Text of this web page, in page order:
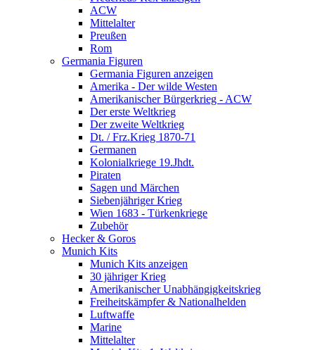
ACW
Mittelalter
Preußen
Rom
Germania Figuren
Germania Figuren anzeigen
Amerika - Der wilde Westen
Amerikanischer Bürgerkrieg - ACW
Der erste Weltkrieg
Der zweite Weltkrieg
Dt. / Frz.Krieg 1870-71
Germanen
Kolonialkriege 19.Jhdt.
Piraten
Sagen und Märchen
Siebenjähriger Krieg
Wien 1683 - Türkenkriege
Zubehör
Hecker & Goros
Munich Kits
Munich Kits anzeigen
30 jähriger Krieg
Amerikanischer Unabhängigkeitskrieg
Freiheitskämpfer & Nationalhelden
Luftwaffe
Marine
Mittelalter